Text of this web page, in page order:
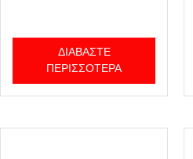
ΔΙΑΒΆΣΤΕ
ΠΕΡΙΣΣΌΤΕΡΑ